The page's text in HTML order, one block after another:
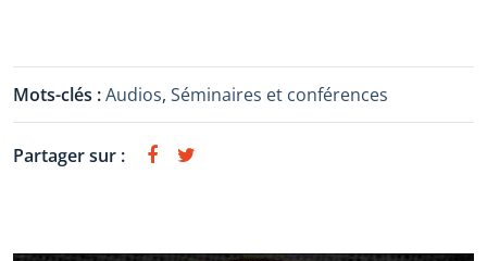
Mots-clés :Audios, Séminaires et conférences
Partager sur :